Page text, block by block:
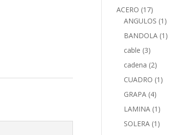
ACERO (17)
ANGULOS (1)
BANDOLA (1)
cable (3)
cadena (2)
CUADRO (1)
GRAPA (4)
LAMINA (1)
SOLERA (1)